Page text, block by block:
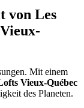
von Les
Mit einem
Vieux-Québec
des Planeten.